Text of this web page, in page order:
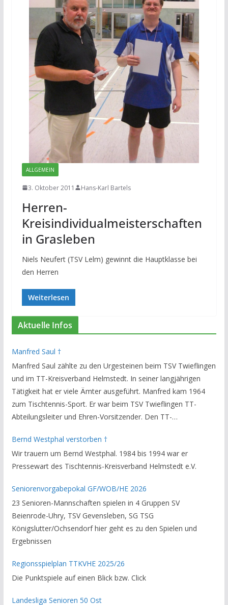
ALLGEMEIN
3. Oktober 2011 Hans-Karl Bartels
Herren-
Kreisindividualmeisterschaften
in Grasleben
Niels Neufert (TSV Lelm) gewinnt die Hauptklasse bei
den Herren
Weiterlesen
Aktuelle Infos
Manfred Saul †
Manfred Saul zählte zu den Urgesteinen beim TSV Twieflingen
und im TT-Kreisverband Helmstedt. In seiner langjährigen
Tätigkeit hat er viele Ämter ausgeführt. Manfred kam 1964
zum Tischtennis-Sport. Er war beim TSV Twieflingen TT-
Abteilungsleiter und Ehren-Vorsitzender. Den TT-
Helmstedt unterstützte er als Staffelleiter. Zuletzt war er
Vorsitzender des Rechtsausschusses im Kreisverband. Im
stillen GedenkenH.-K. Bartels / Vorsitzender
Bernd Westphal verstorben †
Wir trauern um Bernd Westphal. 1984 bis 1994 war er
Pressewart des Tischtennis-Kreisverband Helmstedt e.V.
Seniorenvorgabepokal GF/WOB/HE 2026
23 Senioren-Mannschaften spielen in 4 Gruppen SV
Beienrode-Uhry, TSV Gevensleben, SG TSG
Königslutter/Ochsendorf hier geht es zu den Spielen und
Ergebnissen
Regionsspielplan TTKVHE 2025/26
Die Punktspiele auf einen Blick bzw. Click
Landesliga Senioren 50 Ost